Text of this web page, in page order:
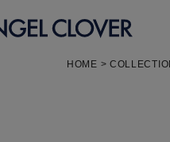
エ
HOME